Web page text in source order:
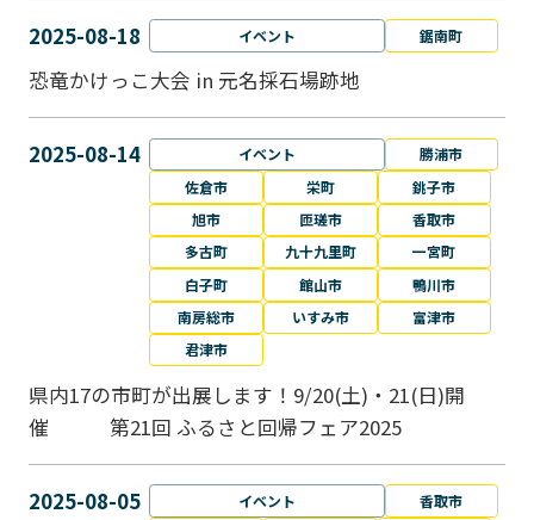
2025-08-18 イベント 鋸南町
恐竜かけっこ大会 in 元名採石場跡地
2025-08-14 イベント
勝浦市
佐倉市
栄町
銚子市
旭市
匝瑳市
香取市
多古町
九十九里町
一宮町
白子町
館山市
鴨川市
南房総市
いすみ市
富津市
君津市
県内17の市町が出展します！9/20(土)・21(日)開
催 第21回 ふるさと回帰フェア2025
2025-08-05 イベント
香取市